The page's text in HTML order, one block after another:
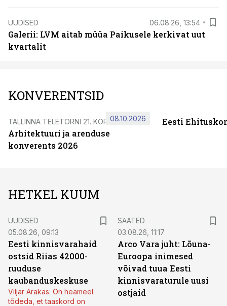
UUDISED 06.08.26, 13:54
Galerii: LVM aitab müüa Paikusele kerkivat uut
kvartalit
KONVERENTSID
TALLINNA TELETORNI 21. KORRUSEL
Arhitektuuri ja arenduse
konverents 2026
08.10.2026 Eesti
HETKEL KUUM
UUDISED
05.08.26, 09:13
Eesti kinnisvarahaid
ostsid Riias 42000-
ruuduse
kaubanduskeskuse
Viljar Arakas: On heameel
tõdeda, et taaskord on
SAATED
03.08.26, 11:17
Arco Vara juht: Lõuna-
Euroopa inimesed
võivad tuua Eesti
kinnisvaraturule uusi
ostjaid